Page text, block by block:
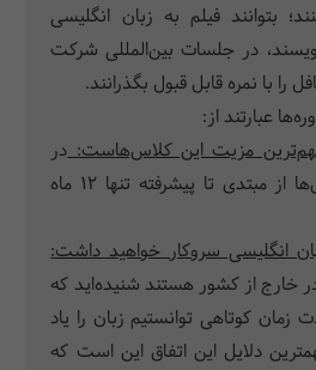
بتوانند فیلم به زبان انگلیسی
در جلسات بین‌المللی شرکت
را با نمره قابل قبول بگذرانند.
عبارتند از:
مزیت این کلاس‌هاست:در
این کلاس‌ها از مبتدی تا پیشرفته تنها 12 ماه
انگلیسی سروکار خواهید داشت:
در خارج از کشور هستند شنیده‌اید که
زمان کوتاهی توانستیم زبان را یاد
دلایل این اتفاق این است که